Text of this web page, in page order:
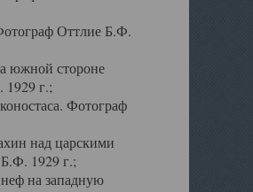
Оттлие Б.Ф.
южной стороне
г.;
Фотограф
над царскими
1929 г.;
на западную